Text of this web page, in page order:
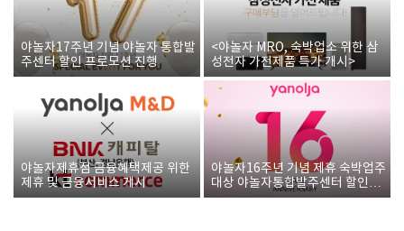
야놀자17주년 기념 야놀자 통합발
주센터 할인 프로모션 진행
<야놀자 MRO, 숙박업소 위한 삼
성전자 가전제품 특가 개시>
야놀자제휴점 금융혜택제공 위한
제휴 및 금융서비스 게시
야놀자16주년 기념 제휴 숙박업주
대상 야놀자통합발주센터 할인쿠
폰 증정